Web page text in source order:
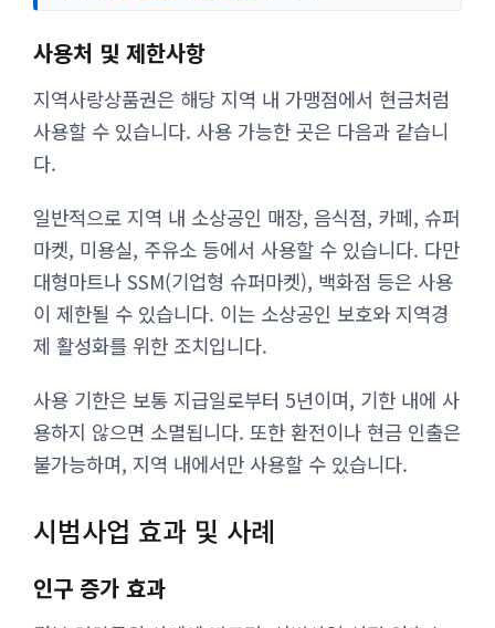
사용처 및 제한사항
지역사랑상품권은 해당 지역 내 가맹점에서 현금처럼
사용할 수 있습니다. 사용 가능한 곳은 다음과 같습니
다.
일반적으로 지역 내 소상공인 매장, 음식점, 카페, 슈퍼
마켓, 미용실, 주유소 등에서 사용할 수 있습니다. 다만
대형마트나 SSM(기업형 슈퍼마켓), 백화점 등은 사용
이 제한될 수 있습니다. 이는 소상공인 보호와 지역경
제 활성화를 위한 조치입니다.
사용 기한은 보통 지급일로부터 5년이며, 기한 내에 사
용하지 않으면 소멸됩니다. 또한 환전이나 현금 인출은
불가능하며, 지역 내에서만 사용할 수 있습니다.
시범사업 효과 및 사례
인구 증가 효과